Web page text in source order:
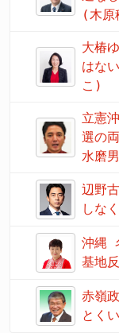
(木原
大椿
はな
こ)
立憲
選の
水磨
辺野
しな
沖縄
基地
赤嶺
とく